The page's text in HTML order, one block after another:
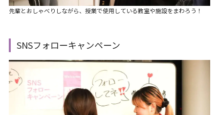
先輩とおしゃべりしながら、授業で使用している教室や施設をまわろう！
SNSフォローキャンペーン